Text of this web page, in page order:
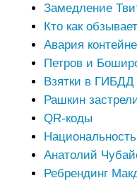
Замедление
Кто как
Авария
Петров и
Взятки в ГИБДД
Рашкин
QR-коды
Анатолий
Ребрендинг